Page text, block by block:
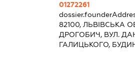
01272261
82100, ЛЬВІВСЬКА
ДРОГОБИЧ, ВУЛ.
ГАЛИЦЬКОГО,